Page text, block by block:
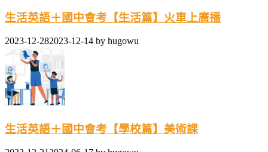
生活英語＋國中會考【生活篇】火車上廣播
2023-12-282023-12-14 by hugowu
生活英語＋國中會考【學校篇】美術課